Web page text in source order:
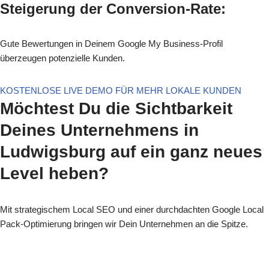
Steigerung der Conversion-Rate:
Gute Bewertungen in Deinem Google My Business-Profil
überzeugen potenzielle Kunden.
KOSTENLOSE LIVE DEMO FÜR MEHR LOKALE KUNDEN
Möchtest Du die Sichtbarkeit
Deines Unternehmens in
Ludwigsburg auf ein ganz neues
Level heben?
Mit strategischem Local SEO und einer durchdachten Google Local
Pack-Optimierung bringen wir Dein Unternehmen an die Spitze.